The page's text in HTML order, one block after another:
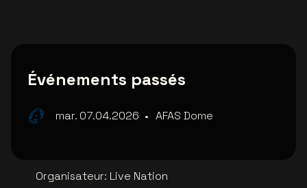
Événements passés
mar. 07.04.2026 • AFAS Dome
Organisateur: Live Nation